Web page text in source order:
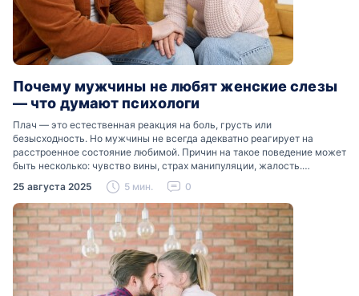
Почему мужчины не любят женские слезы
— что думают психологи
Плач — это естественная реакция на боль, грусть или
безысходность. Но мужчины не всегда адекватно реагирует на
расстроенное состояние любимой. Причин на такое поведение может
быть несколько: чувство вины, страх манипуляции, жалость.
Разобраться, почему мужчины боятся женских слез, помогут советы
психологов…
25 августа 2025 5 мин. 0